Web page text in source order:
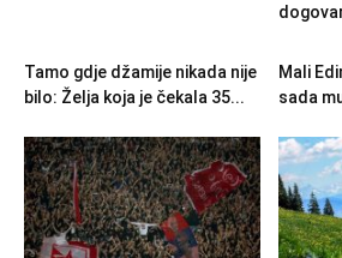
Tamo gdje džamije nikada nije
bilo: Želja koja je čekala 35...
Mali
sada